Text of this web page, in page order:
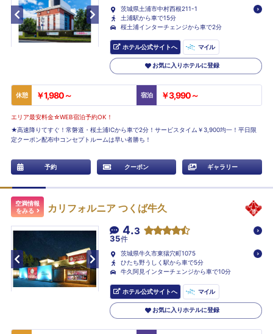
茨城県土浦市中村西根211-1
土浦駅から車で15分
桜土浦インターチェンジから車で2分
ホテル公式サイトへ マイル
お気に入りホテルに登録
休憩 ￥1,980～ 宿泊 ￥3,990～
エリア最安料金☆WEB宿泊予約OK！
★高速降りてすぐ！常磐道・桜土浦ICから車で2分！サービスタイム￥3,900均一！平日限
定クーポン配布中コンセプトルームは早い者勝ち！
予約 クーポン ギャラリー
空満情報
をみる
カリフォルニア つくば牛久
4.3
35件
茨城県牛久市東猯穴町1075
ひたち野うしく駅から車で5分
牛久阿見インターチェンジから車で10分
ホテル公式サイトへ マイル
お気に入りホテルに登録